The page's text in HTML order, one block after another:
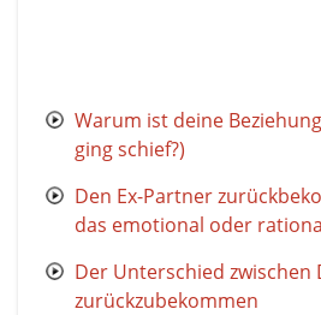
Warum ist deine
ging schief?)
Den Ex-Partner
das emotional oder
Der Unterschied zwischen
zurückzubekommen